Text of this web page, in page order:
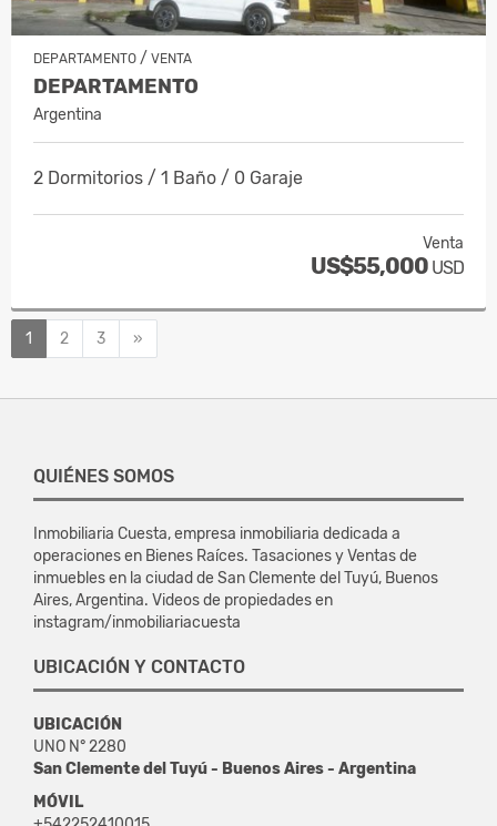
DEPARTAMENTO / VENTA
DEPARTAMENTO
Argentina
2 Dormitorios / 1 Baño / 0 Garaje
Venta
US$55,000 USD
1 2 3 »
QUIÉNES SOMOS
Inmobiliaria Cuesta, empresa inmobiliaria dedicada a
operaciones en Bienes Raíces. Tasaciones y Ventas de
inmuebles en la ciudad de San Clemente del Tuyú, Buenos
Aires, Argentina. Videos de propiedades en
instagram/inmobiliariacuesta
UBICACIÓN Y CONTACTO
UBICACIÓN
UNO N° 2280
San Clemente del Tuyú - Buenos Aires - Argentina
MÓVIL